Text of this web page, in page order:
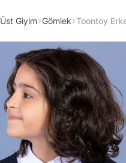
Üst Giyim Gömlek Toontoy